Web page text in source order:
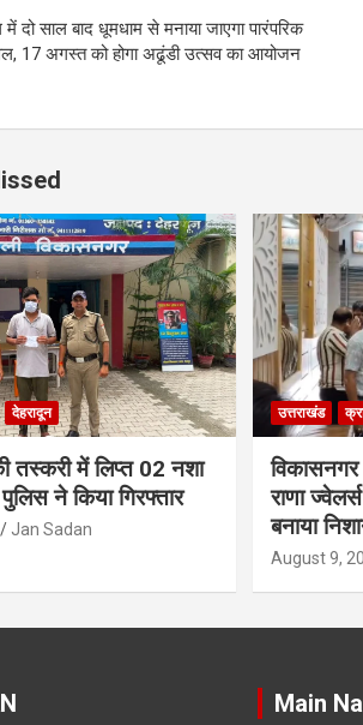
g
er
n
में दो साल बाद धूमधाम से मनाया जाएगा पारंपरिक
17 अगस्त को होगा अढूंडी उत्सव का आयोजन
देहरादून
तस्करी में लिप्त 02 नशा
ने किया गिरफ्तार
Jan Sadan
उत्तराखंड
विकासनगर
राणा
बनाया
August 9,
Main